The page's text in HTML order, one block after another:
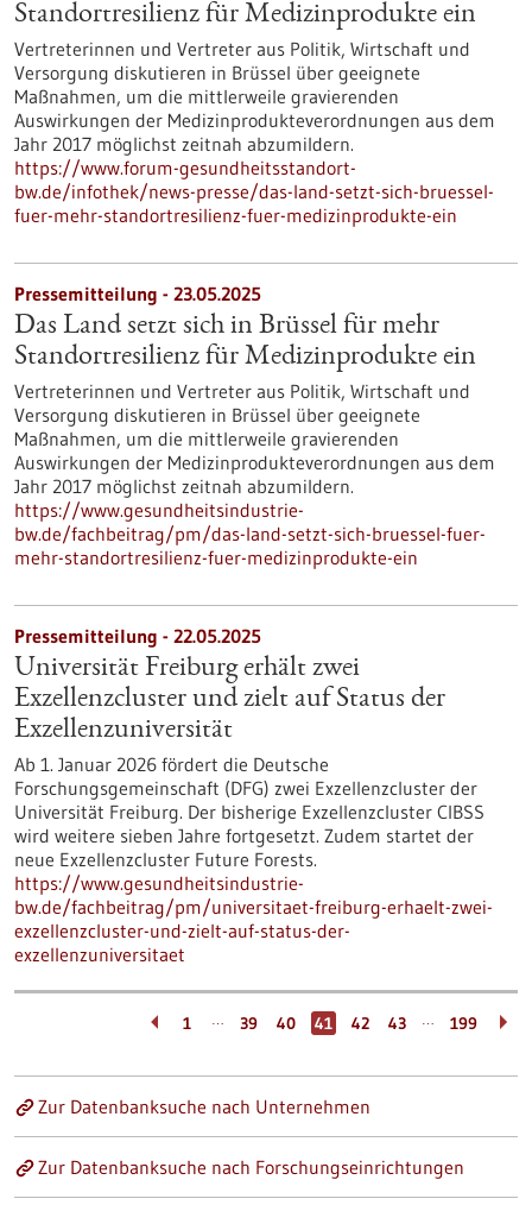
Standortresilienz für Medizinprodukte ein
Vertreterinnen und Vertreter aus Politik, Wirtschaft und
Versorgung diskutieren in Brüssel über geeignete
Maßnahmen, um die mittlerweile gravierenden
Auswirkungen der Medizinprodukteverordnungen aus dem
Jahr 2017 möglichst zeitnah abzumildern.
https://www.forum-gesundheitsstandort-
bw.de/infothek/news-presse/das-land-setzt-sich-bruessel-
fuer-mehr-standortresilienz-fuer-medizinprodukte-ein
Pressemitteilung - 23.05.2025
Das Land setzt sich in Brüssel für mehr
Standortresilienz für Medizinprodukte ein
Vertreterinnen und Vertreter aus Politik, Wirtschaft und
Versorgung diskutieren in Brüssel über geeignete
Maßnahmen, um die mittlerweile gravierenden
Auswirkungen der Medizinprodukteverordnungen aus dem
Jahr 2017 möglichst zeitnah abzumildern.
https://www.gesundheitsindustrie-
bw.de/fachbeitrag/pm/das-land-setzt-sich-bruessel-fuer-
mehr-standortresilienz-fuer-medizinprodukte-ein
Pressemitteilung - 22.05.2025
Universität Freiburg erhält zwei
Exzellenzcluster und zielt auf Status der
Exzellenzuniversität
Ab 1. Januar 2026 fördert die Deutsche
Forschungsgemeinschaft (DFG) zwei Exzellenzcluster der
Universität Freiburg. Der bisherige Exzellenzcluster CIBSS
wird weitere sieben Jahre fortgesetzt. Zudem startet der
neue Exzellenzcluster Future Forests.
https://www.gesundheitsindustrie-
bw.de/fachbeitrag/pm/universitaet-freiburg-erhaelt-zwei-
exzellenzcluster-und-zielt-auf-status-der-
exzellenzuniversitaet
1 … 39 40 41 42 43 … 199
Zur Datenbanksuche nach Unternehmen
Zur Datenbanksuche nach Forschungseinrichtungen